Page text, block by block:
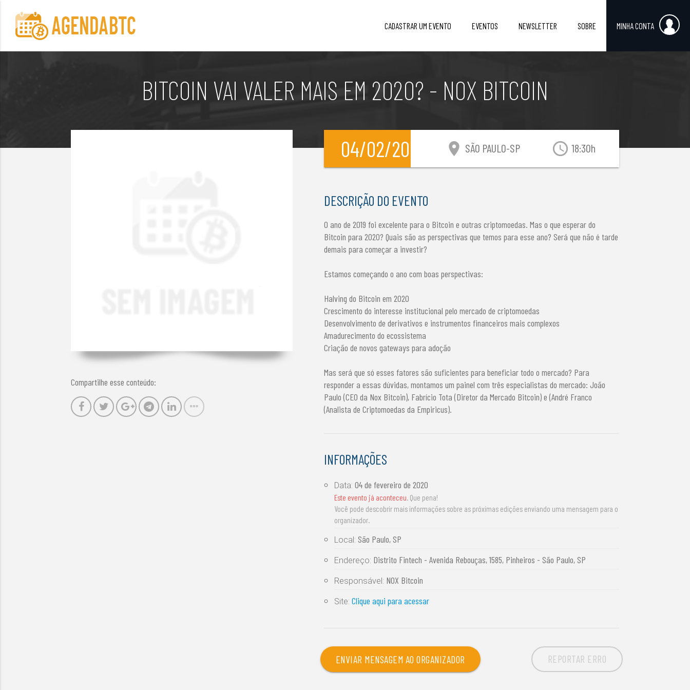
CADASTRAR UM EVENTO EVENTOS NEWSLETTER SOBRE MINHA CONTA
BITCOIN VAI VALER MAIS EM 2020? - NOX BITCOIN
Compartilhe esse conteúdo:
04/02/20 access_time 18:30h
location_on SÃO PAULO-SP
DESCRIÇÃO DO EVENTO
O ano de 2019 foi excelente para o Bitcoin e outras criptomoedas. Mas o que esperar do
Bitcoin para 2020? Quais são as perspectivas que temos para esse ano? Será que não é tarde
demais para começar a investir?
Estamos começando o ano com boas perspectivas:
Halving do Bitcoin em 2020
Crescimento do interesse institucional pelo mercado de criptomoedas
Desenvolvimento de derivativos e instrumentos financeiros mais complexos
Amadurecimento do ecossistema
Criação de novos gateways para adoção
Mas será que só esses fatores são suficientes para beneficiar todo o mercado? Para
responder a essas dúvidas, montamos um painel com três especialistas do mercado: João
Paulo (CEO da Nox Bitcoin), Fabrício Tota (Diretor da Mercado Bitcoin) e (André Franco
(Analista de Criptomoedas da Empiricus).
INFORMAÇÕES
Data:04 de fevereiro de 2020
Este evento já aconteceu. Que pena!
Você pode descobrir mais informações sobre as próximas edições enviando uma mensagem para o
organizador.
Local: São Paulo, SP
Endereço: Distrito Fintech - Avenida Rebouças, 1585, Pinheiros - São Paulo, SP
Responsável: NOX Bitcoin
Site:Clique aqui para acessar
ENVIAR MENSAGEM AO ORGANIZADOR REPORTAR ERRO